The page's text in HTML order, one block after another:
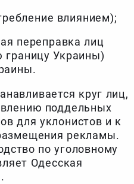
влиянием);
переправка лиц
границу Украины)
круг лиц,
поддельных
для уклонистов и к
рекламы.
по уголовному
Одесская